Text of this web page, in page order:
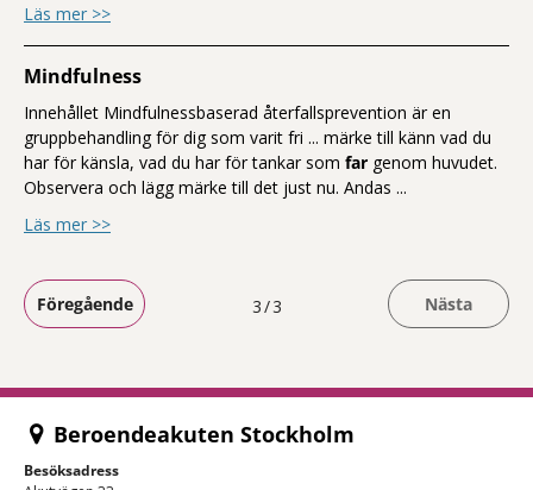
Läs mer >>om Vanliga frågor och svar
Mindfulness
Innehållet Mindfulnessbaserad återfallsprevention är en
gruppbehandling för dig som varit fri ... märke till känn vad du
har för känsla, vad du har för tankar som far genom huvudet.
Observera och lägg märke till det just nu. Andas ...
Läs mer >>om Mindfulness
Föregående Du är på sida
3 3 Nästa
Beroendeakuten Stockholm
Besöksadress